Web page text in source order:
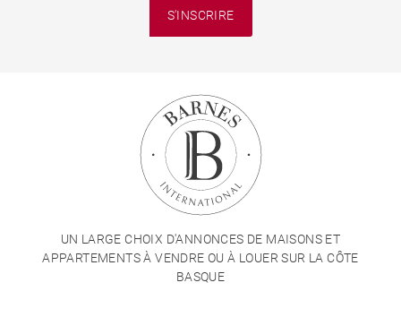
S'INSCRIRE
UN LARGE CHOIX D'ANNONCES DE MAISONS ET
APPARTEMENTS À VENDRE OU À LOUER SUR LA CÔTE
BASQUE